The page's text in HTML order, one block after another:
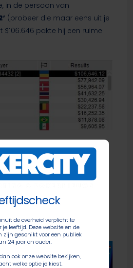
in de persoon van
(probeer die maar eens uit je
$106.646 pakte hij een ruime
$1.050 NLHE [8-
voor
twee tafels (16e, $5.080).
tafel dit keer zowel
inbreng.
de overheid verplicht te
leeftijd. Deze website en de
zijn geschikt voor een publiek
24 jaar en ouder.
ook onze website bekijken,
welke optie je kiest.